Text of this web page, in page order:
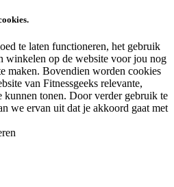
te laten functioneren, het gebruik
winkelen op de website voor jou nog
maken. Bovendien worden cookies
van Fitnessgeeks relevante,
kunnen tonen. Door verder gebruik te
we ervan uit dat je akkoord gaat met